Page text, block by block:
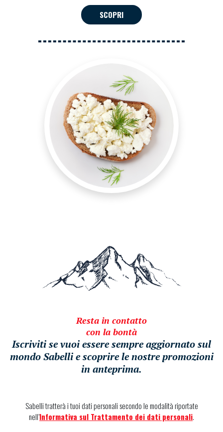
SCOPRI
Resta in contatto
con la bontà
Iscriviti se vuoi essere sempre aggiornato sul
mondo Sabelli e scoprire le nostre promozioni
in anteprima.
Sabelli tratterà i tuoi dati personali secondo le modalità riportate
nell’Informativa sul Trattamento dei dati personali.